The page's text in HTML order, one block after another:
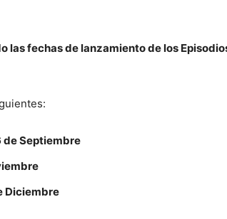
las fechas de lanzamiento de los
de Septiembre
Diciembre